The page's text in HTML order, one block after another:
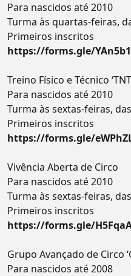
Para nascidos até 2010
Turma às quartas-feiras,
Primeiros inscritos
https://forms.gle/
Treino Físico e Técnico
Para nascidos até 2010
Turma às sextas-feiras,
Primeiros inscritos
https://forms.gle/
Vivência Aberta de Circo
Para nascidos até 2010
Turma às sextas-feiras,
Primeiros inscritos
https://forms.gle/
Grupo Avançado de Circo
Para nascidos até 2008